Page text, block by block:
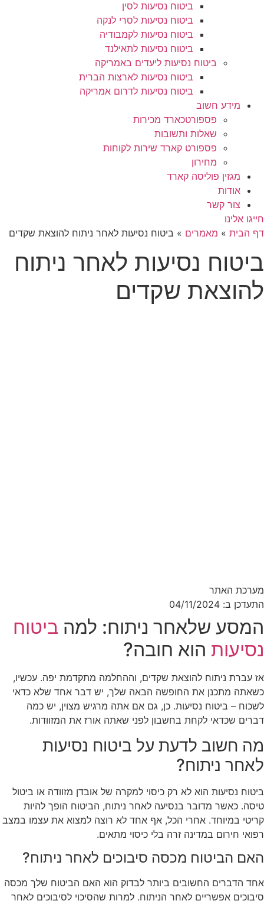
ביטוח נסיעות לסין
ביטוח נסיעות לסרי לנקה
ביטוח נסיעות לקמבודיה
ביטוח נסיעות לתאילנד
ביטוח נסיעות ליעדים באמריקה
ביטוח נסיעות לארצות הברית
ביטוח נסיעות לדרום אמריקה
מידע חשוב
פספורטכארד מכירות
שאלות ותשובות
פספורט קארד שירות לקוחות
מחירון
מגזין פוליסה קארד
אודות
צור קשר
חייגו אלינו
דף הבית » מאמרים » ביטוח נסיעות לאחר ניתוח להוצאת שקדים
ביטוח נסיעות לאחר ניתוח
להוצאת שקדים
מערכת האתר
התעדכן ב: 04/11/2024
המסע שלאחר ניתוח: למה ביטוח
נסיעות הוא חובה?
אז עברת ניתוח להוצאת שקדים, וההחלמה מתקדמת יפה. עכשיו,
כשאתה מתכנן את החופשה הבאה שלך, יש דבר אחד שלא כדאי
לשכוח – ביטוח נסיעות. כן, גם אם אתה מרגיש מצוין, יש כמה
דברים שכדאי לקחת בחשבון לפני שאתה אורז את המזוודות.
מה חשוב לדעת על ביטוח נסיעות
לאחר ניתוח?
ביטוח נסיעות הוא לא רק כיסוי למקרה של אובדן מזוודה או ביטול
טיסה. כאשר מדובר בנסיעה לאחר ניתוח, הביטוח הופך להיות
קריטי במיוחד. אחרי הכל, אף אחד לא רוצה למצוא את עצמו במצב
רפואי חירום במדינה זרה בלי כיסוי מתאים.
האם הביטוח מכסה סיבוכים לאחר ניתוח?
אחד הדברים החשובים ביותר לבדוק הוא האם הביטוח שלך מכסה
סיבוכים אפשריים לאחר הניתוח. למרות שהסיכוי לסיבוכים לאחר